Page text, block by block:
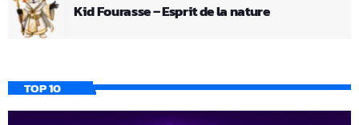
Kid Fourasse – Esprit de la nature
TOP 10